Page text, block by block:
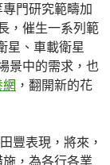
門研究範疇加
，催生一系列範
星、車載衛星
景中的需求，也
網 ，翻開新的花
豐表現，將來，
，為各行各業